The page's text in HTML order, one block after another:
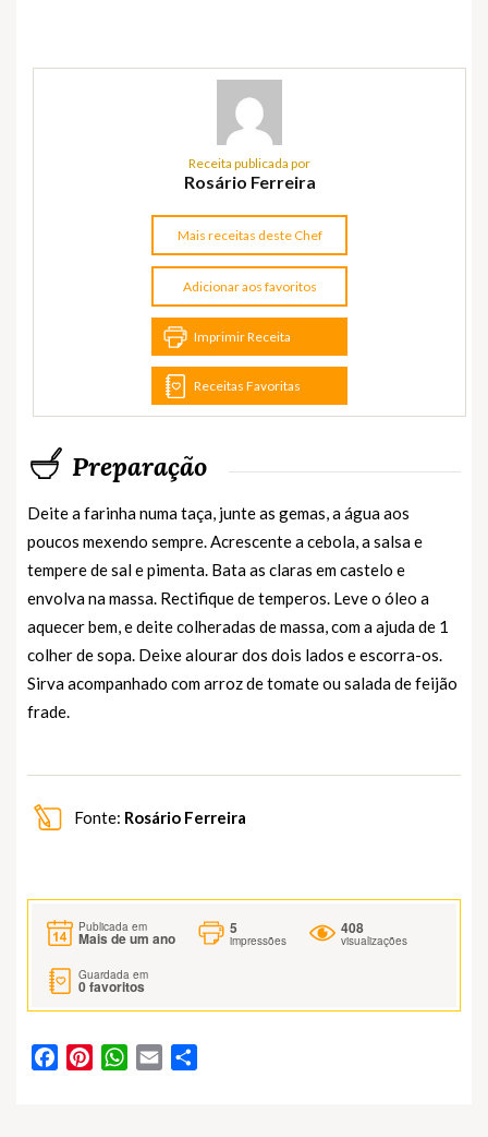
Receita publicada por
Rosário Ferreira
Mais receitas deste Chef
Adicionar aos favoritos
Imprimir Receita
Receitas Favoritas
Preparação
Deite a farinha numa taça, junte as gemas, a água aos
poucos mexendo sempre. Acrescente a cebola, a salsa e
tempere de sal e pimenta. Bata as claras em castelo e
envolva na massa. Rectifique de temperos. Leve o óleo a
aquecer bem, e deite colheradas de massa, com a ajuda de 1
colher de sopa. Deixe alourar dos dois lados e escorra-os.
Sirva acompanhado com arroz de tomate ou salada de feijão
frade.
Fonte: Rosário Ferreira
Publicada em
Mais de um ano
5
impressões
408
visualizações
Guardada em
0favoritos
FacebookPinterestWhatsApp
Email